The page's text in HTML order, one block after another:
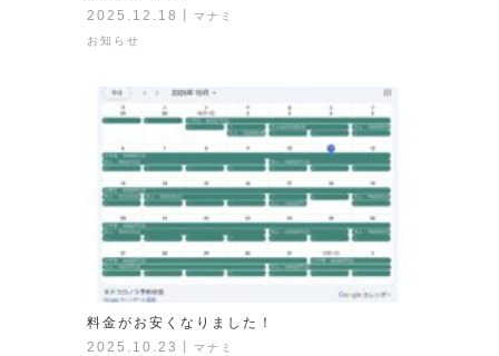
2025.12.18
マナミ
お知らせ
料金がお安くなりました！
2025.10.23
マナミ